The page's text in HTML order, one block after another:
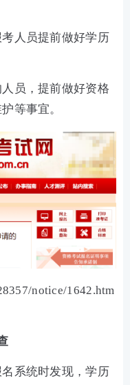
人员提前做好学历
员，提前做好资格
等事宜。
notice/1642.htm
系统时发现，学历